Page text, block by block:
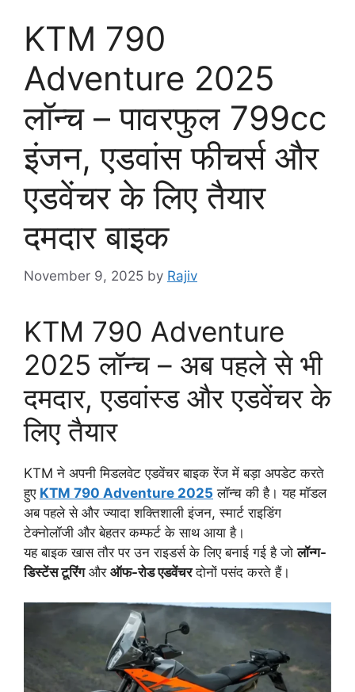
KTM 790
Adventure 2025
लॉन्च – पावरफुल 799cc
इंजन, एडवांस फीचर्स और
एडवेंचर के लिए तैयार
दमदार बाइक
November 9, 2025 by Rajiv
KTM 790 Adventure
2025 लॉन्च – अब पहले से भी
दमदार, एडवांस्ड और एडवेंचर के
लिए तैयार
KTM ने अपनी मिडलवेट एडवेंचर बाइक रेंज में बड़ा अपडेट करते
हुए KTM 790 Adventure 2025 लॉन्च की है। यह मॉडल
अब पहले से और ज्यादा शक्तिशाली इंजन, स्मार्ट राइडिंग
टेक्नोलॉजी और बेहतर कम्फर्ट के साथ आया है।
यह बाइक खास तौर पर उन राइडर्स के लिए बनाई गई है जोलॉन्ग-
डिस्टेंस टूरिंगऔर ऑफ-रोड एडवेंचरदोनों पसंद करते हैं।